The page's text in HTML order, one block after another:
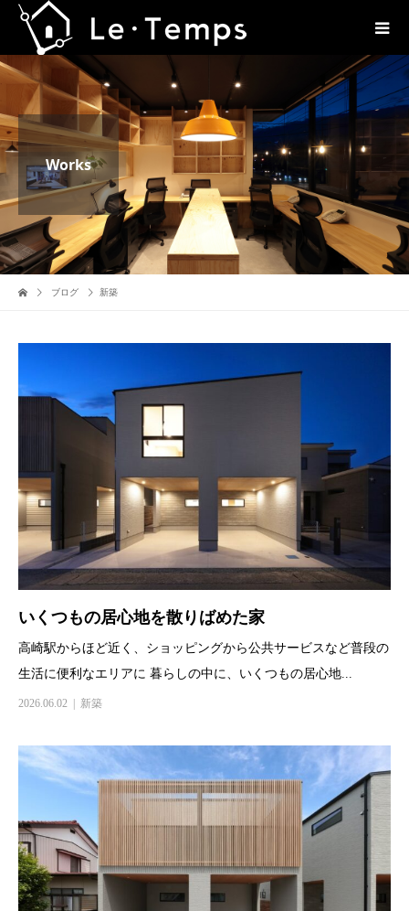
Works
ブログ 新築
いくつもの居心地を散りばめた家
高崎駅からほど近く、ショッピングから公共サービスなど普段の
生活に便利なエリアに 暮らしの中に、いくつもの居心地...
2026.06.02 新築